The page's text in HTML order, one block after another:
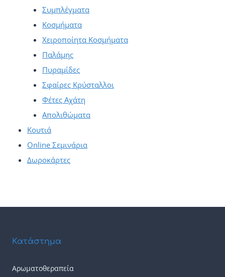
Συμπλέγματα
Κοσμήματα
Χειροποίητα Κοσμήματα
Παλάμης
Πυραμίδες
Σφαίρες Κρύσταλλοι
Φέτες Αχάτη
Απολιθώματα
Κουτιά
Online Σεμινάρια
Δωροκάρτες
Κατάστημα
Αρωματοθεραπεία